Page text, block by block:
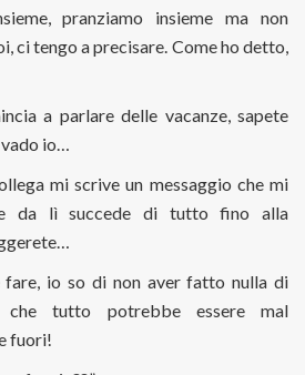
pranziamo insieme ma non
ci tengo a precisare. Come ho detto,
a parlare delle vacanze, sapete
vado io…
mi scrive un messaggio che mi
da lì succede di tutto fino alla
fare, io so di non aver fatto nulla di
tutto potrebbe essere mal
fuori!